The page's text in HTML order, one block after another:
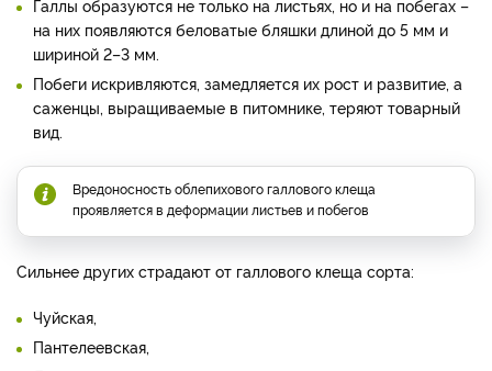
Галлы образуются не только на листьях, но и на побегах –
на них появляются беловатые бляшки длиной до 5 мм и
шириной 2–3 мм.
Побеги искривляются, замедляется их рост и развитие, а
саженцы, выращиваемые в питомнике, теряют товарный
вид.
Вредоносность облепихового галлового клеща
проявляется в деформации листьев и побегов
Сильнее других страдают от галлового клеща сорта:
Чуйская,
Пантелеевская,